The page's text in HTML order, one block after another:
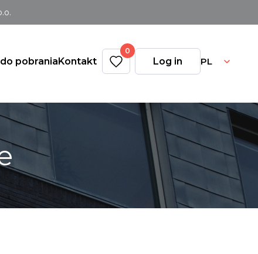
pobraniaKontakt
0
Log in PL